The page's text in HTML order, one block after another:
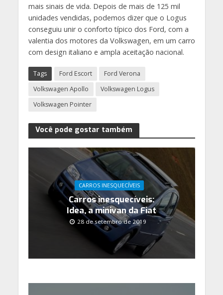
mais sinais de vida. Depois de mais de 125 mil
unidades vendidas, podemos dizer que o Logus
conseguiu unir o conforto típico dos Ford, com a
valentia dos motores da Volkswagen, em um carro
com design italiano e ampla aceitação nacional.
Tags Ford Escort
Ford Verona
Volkswagen Apollo
Volkswagen Logus
Volkswagen Pointer
Você pode gostar também
CARROS INESQUECÍVEIS
Carros inesquecíveis:
Idea, a minivan da Fiat
28 de setembro de 2019